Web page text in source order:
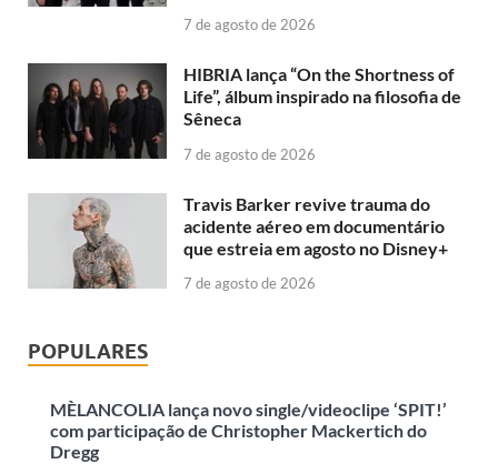
7 de agosto de 2026
HIBRIA lança “On the Shortness of
Life”, álbum inspirado na filosofia de
Sêneca
7 de agosto de 2026
Travis Barker revive trauma do
acidente aéreo em documentário
que estreia em agosto no Disney+
7 de agosto de 2026
POPULARES
MÈLANCOLIA lança novo single/videoclipe ‘SPIT!’
com participação de Christopher Mackertich do
Dregg